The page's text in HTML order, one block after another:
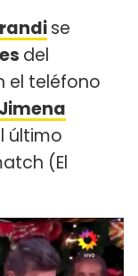
se
del
el teléfono
Jimena
último
(El